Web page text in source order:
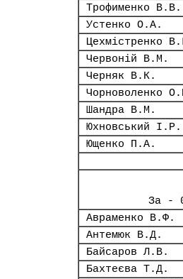
Трофименко В.В.
Устенко О.А.
Цехмістренко
Червоній В.М.
Черняк В.К.
Чорноволенко
Шандра В.М.
Юхновський І.Р.
Ющенко П.А.
За -
Авраменко В.Ф.
Антемюк В.Д.
Байсаров Л.В.
Бахтеєва Т.Д.